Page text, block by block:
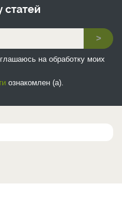
статей
>
на обработку моих
ознакомлен (а).